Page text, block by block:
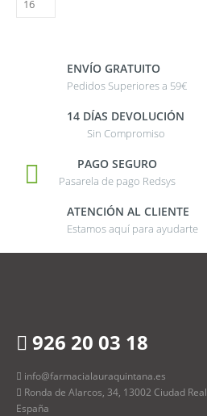
ENVÍO GRATUITO
Pedidos Superiores a 59€
14 DÍAS DEVOLUCIÓN
Sin Compromiso
PAGO SEGURO
Pasarela de pago Redsys
ATENCIÓN AL CLIENTE
Estamos aquí para ayudarte
926 20 03 18
info@farmacialauraquintana.es
Ronda de Alarcos, 34, 13002 Ciudad Real
España